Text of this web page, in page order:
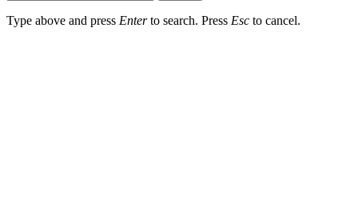
Type above and press Enterto search. Press Esc to cancel.